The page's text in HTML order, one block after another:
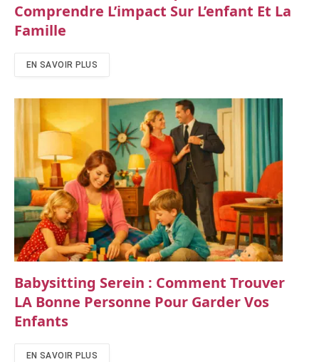
Comprendre L’impact Sur L’enfant Et La
Famille
EN SAVOIR PLUS
Babysitting Serein : Comment Trouver
LA Bonne Personne Pour Garder Vos
Enfants
EN SAVOIR PLUS